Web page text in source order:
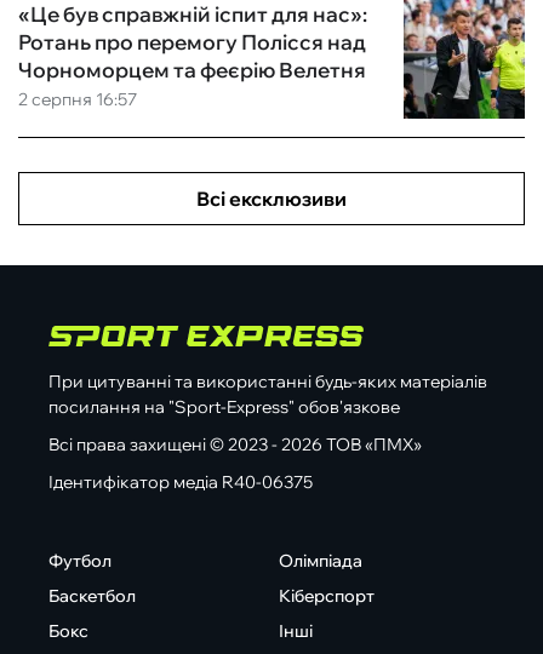
2 серпня 16:57
«Це був справжній іспит для нас»:
Ротань про перемогу Полісся над
Чорноморцем та феєрію Велетня
Всі ексклюзиви
При цитуванні та використанні будь-яких матеріалів
посилання на "Sport-Express" обов'язкове
Всі права захищені © 2023 - 2026 ТОВ «ПМХ»
Ідентифікатор медіа R40-06375
Футбол
Баскетбол
Бокс
Олімпіада
Кіберспорт
Інші